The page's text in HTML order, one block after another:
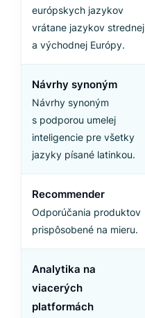
európskych jazykov
vrátane jazykov strednej
a východnej Európy.
Návrhy synoným
Návrhy synoným
s podporou umelej
inteligencie pre všetky
jazyky písané latinkou.
Recommender
Odporúčania produktov
prispôsobené na mieru.
Analytika na
viacerých
platformách